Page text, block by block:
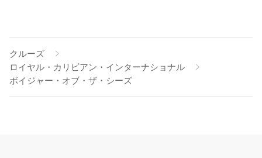
クルーズ
ロイヤル・カリビアン・インターナショナル
ボイジャー・オブ・ザ・シーズ